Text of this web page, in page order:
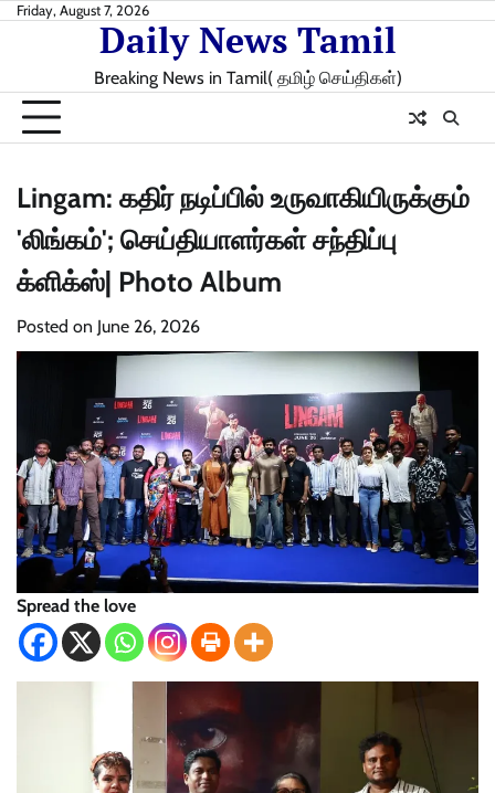
SkipFriday, August 7, 2026
Daily News Tamil
Breaking News in Tamil( தமிழ் செய்திகள்)
Lingam: கதிர் நடிப்பில் உருவாகியிருக்கும்
'லிங்கம்'; செய்தியாளர்கள் சந்திப்பு
க்ளிக்ஸ்| Photo Album
Posted on June 26, 2026
Spread the love